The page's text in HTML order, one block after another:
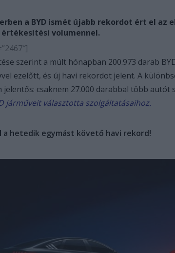
a BYD ismét újabb rekordot ért el az
értékesítési volumennel.
szerint a múlt hónapban 200.973 darab
ezelőtt, és új havi rekordot jelent. A
csaknem 27.000 darabbal több autót
járműveit választotta szolgáltatásaihoz.
a hetedik egymást követő havi rekord!